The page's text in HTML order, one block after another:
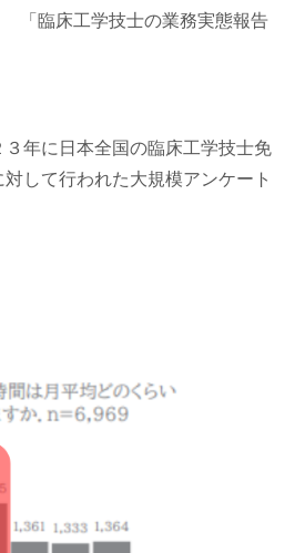
臨床工学技士の業務実態報告
年に日本全国の臨床工学技士免
して行われた大規模アンケート